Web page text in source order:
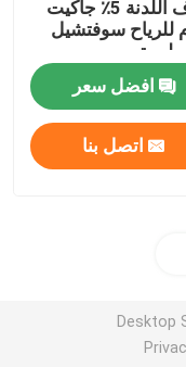
الألياف اللدنة 5٪ جاكيت
للرياح سوفتشيل
افضل سعر
اتصل بنا
Desktop